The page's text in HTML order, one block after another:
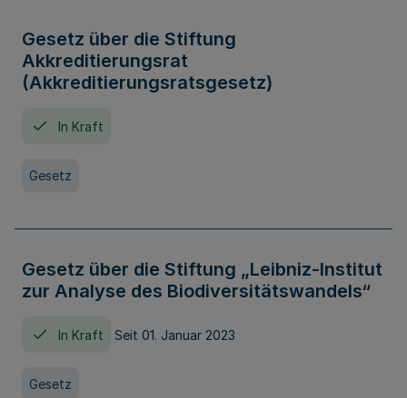
Gesetz über die Stiftung
Akkreditierungsrat
(Akkreditierungsratsgesetz)
In Kraft
Gesetz
Gesetz über die Stiftung „Leibniz-Institut
zur Analyse des Biodiversitätswandels“
In Kraft Seit 01. Januar 2023
Gesetz